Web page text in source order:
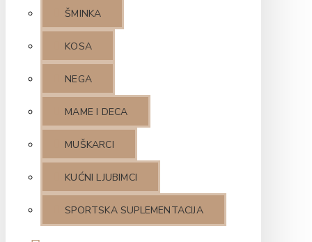
ŠMINKA
KOSA
NEGA
MAME I DECA
MUŠKARCI
KUĆNI LJUBIMCI
SPORTSKA SUPLEMENTACIJA